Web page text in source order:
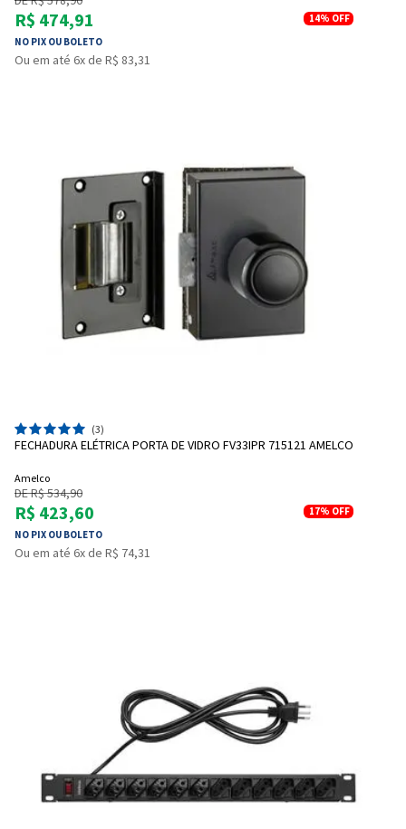
R$ 474,91
NO PIX OU BOLETO
14% OFF
Ou em até 6x de R$ 83,31
(3)
FECHADURA ELÉTRICA PORTA DE VIDRO FV33IPR 715121 AMELCO
Amelco
DE R$ 534,90
R$ 423,60
NO PIX OU BOLETO
17% OFF
Ou em até 6x de R$ 74,31